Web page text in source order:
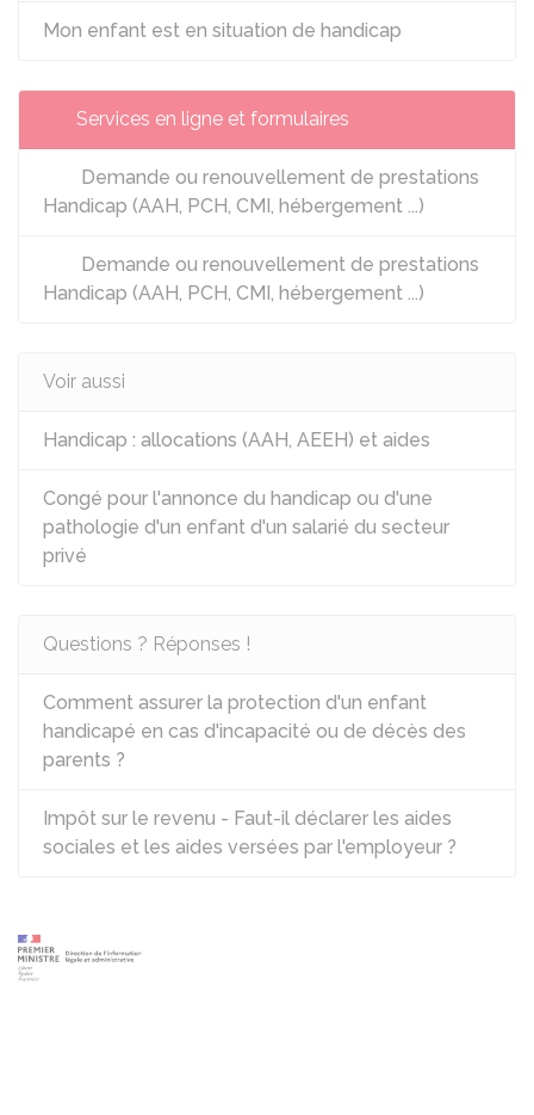
Mon enfant est en situation de handicap
Services en ligne et formulaires
Demande ou renouvellement de prestations
Handicap (AAH, PCH, CMI, hébergement ...)
Demande ou renouvellement de prestations
Handicap (AAH, PCH, CMI, hébergement ...)
Voir aussi
Handicap : allocations (AAH, AEEH) et aides
Congé pour l'annonce du handicap ou d'une
pathologie d'un enfant d'un salarié du secteur
privé
Questions ? Réponses !
Comment assurer la protection d'un enfant
handicapé en cas d'incapacité ou de décès des
parents ?
Impôt sur le revenu - Faut-il déclarer les aides
sociales et les aides versées par l'employeur ?